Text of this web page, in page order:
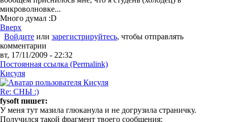
микроволновке...
Много думал :D
Вверх
Войдите или зарегистрируйтесь, чтобы отправлять
комментарии
вт, 17/11/2009 - 22:32
Постоянная ссылка (Permalink)
Кисуля
Re: СНЫ :)
fysoft пишет:
У меня тут мазила глюканула и не догрузила страничку.
Получился такой фрагмент твоего сообщения: